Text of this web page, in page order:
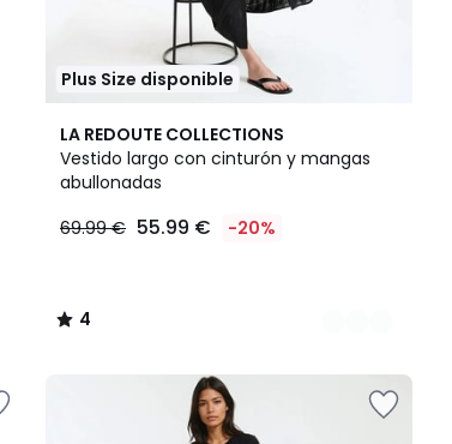
Plus Size disponible
LA REDOUTE COLLECTIONS
Vestido largo con cinturón y mangas
abullonadas
69.99 € 55.99 € -20%
4
/
5
2
Colores
4
/